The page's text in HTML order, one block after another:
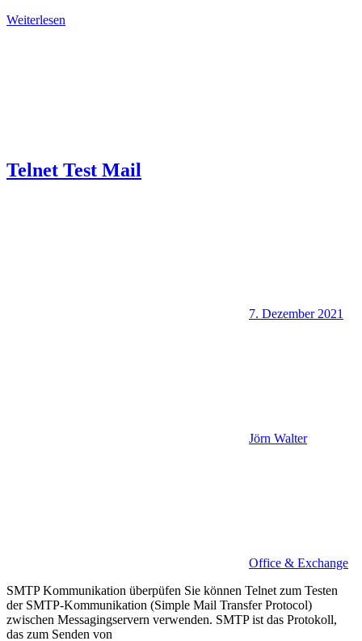
Weiterlesen
Telnet Test Mail
7. Dezember 2021
Jörn Walter
Office & Exchange
SMTP Kommunikation überpüfen Sie können Telnet zum Testen
der SMTP-Kommunikation (Simple Mail Transfer Protocol)
zwischen Messagingservern verwenden. SMTP ist das Protokoll,
das zum Senden von